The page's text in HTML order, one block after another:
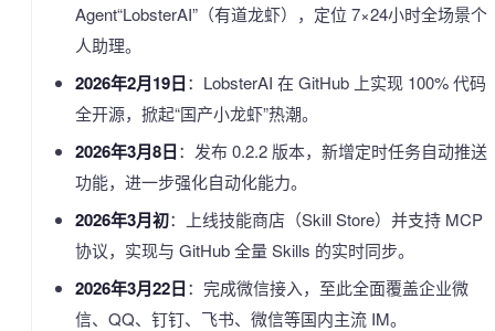
Agent“LobsterAI”（有道龙虾），定位 7×24小时全场景个
人助理。
2026年2月19日：LobsterAI 在 GitHub 上实现 100% 代码
全开源，掀起“国产小龙虾”热潮。
2026年3月8日：发布 0.2.2 版本，新增定时任务自动推送
功能，进一步强化自动化能力。
2026年3月初：上线技能商店（Skill Store）并支持 MCP
协议，实现与 GitHub 全量 Skills 的实时同步。
2026年3月22日：完成微信接入，至此全面覆盖企业微
信、QQ、钉钉、飞书、微信等国内主流 IM。